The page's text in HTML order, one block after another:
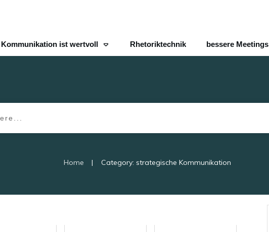
Kommunikation ist wertvoll Rhetoriktechnik bessere Meetings
Home | Category: strategische Kommunikation